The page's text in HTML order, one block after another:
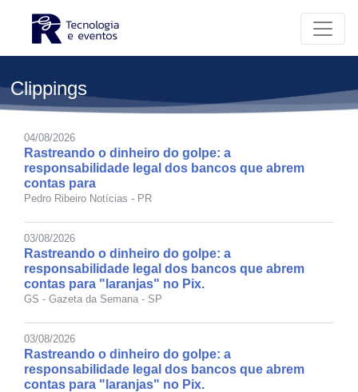
Clippings
04/08/2026
Rastreando o dinheiro do golpe: a
responsabilidade legal dos bancos que abrem
contas para
Pedro Ribeiro Notícias - PR
03/08/2026
Rastreando o dinheiro do golpe: a
responsabilidade legal dos bancos que abrem
contas para "laranjas" no Pix.
GS - Gazeta da Semana - SP
03/08/2026
Rastreando o dinheiro do golpe: a
responsabilidade legal dos bancos que abrem
contas para "laranjas" no Pix.